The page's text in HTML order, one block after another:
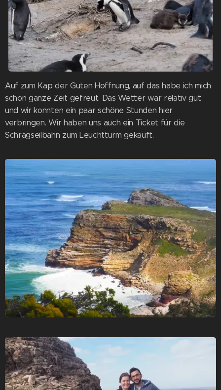
Auf zum Kap der Guten Hoffnung, auf das habe ich mich
schon ganze Zeit gefreut. Das Wetter war relativ gut
und wir konnten ein paar schöne Stunden hier
verbringen. Wir haben uns auch ein Ticket für die
Schrägseilbahn zum Leuchtturm gekauft.